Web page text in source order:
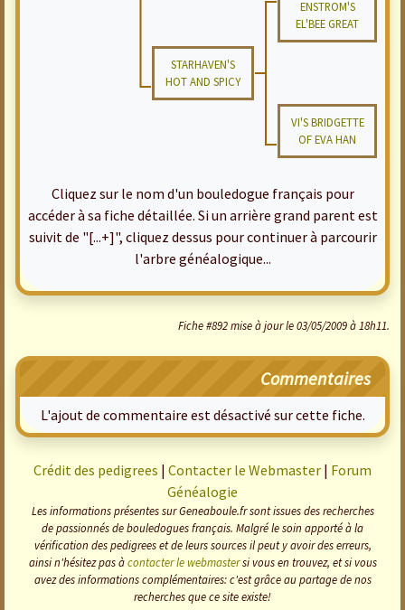
ENSTROM'S
EL'BEE GREAT
STARHAVEN'S
HOT AND SPICY
VI'S BRIDGETTE
OF EVA HAN
Cliquez sur le nom d'un bouledogue français pour
accéder à sa fiche détaillée. Si un arrière grand parent est
suivit de "[...+]", cliquez dessus pour continuer à parcourir
l'arbre généalogique...
Fiche #892 mise à jour le 03/05/2009 à 18h11.
Commentaires
L'ajout de commentaire est désactivé sur cette fiche.
Crédit des pedigrees | Contacter le Webmaster | Forum
Généalogie
Les informations présentes sur Geneaboule.fr sont issues des recherches
de passionnés de bouledogues français. Malgré le soin apporté à la
vérification des pedigrees et de leurs sources il peut y avoir des erreurs,
ainsi n'hésitez pas àcontacter le webmastersi vous en trouvez, et si vous
avez des informations complémentaires: c'est grâce au partage de nos
recherches que ce site existe!